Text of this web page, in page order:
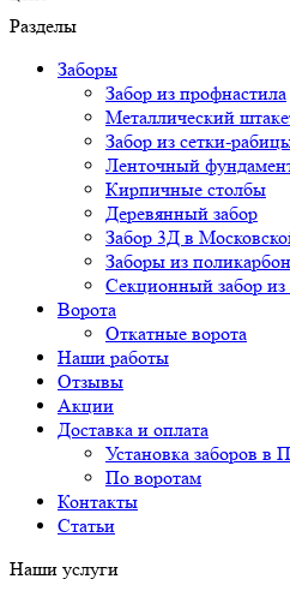
Разделы
Заборы
Забор из профнастила
Металлический
Забор из сетки-
Ленточный
Кирпичные столбы
Деревянный забор
Забор 3Д в
Заборы из
Секционный забор из
Ворота
Откатные ворота
Наши работы
Отзывы
Акции
Доставка и оплата
Установка заборов в
По воротам
Контакты
Статьи
Наши услуги